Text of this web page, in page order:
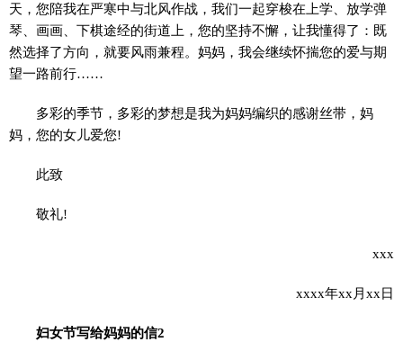
天，您陪我在严寒中与北风作战，我们一起穿梭在上学、放学弹
琴、画画、下棋途经的街道上，您的坚持不懈，让我懂得了：既
然选择了方向，就要风雨兼程。妈妈，我会继续怀揣您的爱与期
望一路前行……
多彩的季节，多彩的梦想是我为妈妈编织的感谢丝带，妈
妈，您的女儿爱您!
此致
敬礼!
xxx
xxxx年xx月xx日
妇女节写给妈妈的信2